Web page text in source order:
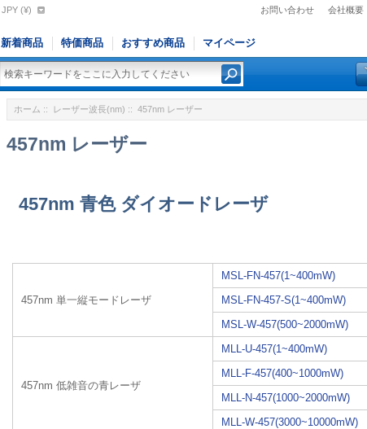
お問い合わせ 会社概要
JPY (¥)
新着商品 特価商品 おすすめ商品 マイページ
ホーム :: レーザー波長(nm) :: 457nm レーザー
457nm レーザー
457nm 青色 ダイオードレーザ
457nm 単一縦モードレーザ
MSL-FN-457(1~400mW)
MSL-FN-457-S(1~400mW)
MSL-W-457(500~2000mW)
457nm 低雑音の青レーザ
MLL-U-457(1~400mW)
MLL-F-457(400~1000mW)
MLL-N-457(1000~2000mW)
MLL-W-457(3000~10000mW)